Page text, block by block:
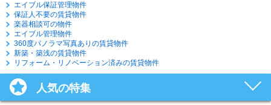
エイブル保証管理物件
保証人不要の賃貸物件
楽器相談可の物件
エイブル管理物件
360度パノラマ写真ありの賃貸物件
新築・築浅の賃貸物件
リフォーム・リノベーション済みの賃貸物件
人気の特集